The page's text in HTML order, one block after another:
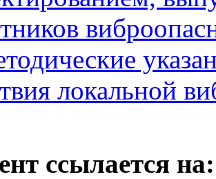
локальной
ссылается на: